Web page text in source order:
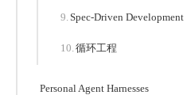
Spec-Driven Development
循环工程
Personal Agent Harnesses